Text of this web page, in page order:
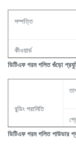
সম্পত্তি
কীওয়ার্ড
চেহারা
ঘনত্ব ASTM D-792
গলনাঙ্ক ডিএসসি
ডিটিএফ গরম গলিত গুঁড়ো
বন্ডিং পরামিতি
(শুধুমাত্র রেফারেন্স)
ডিটিএফ গরম গলিত পাউডার